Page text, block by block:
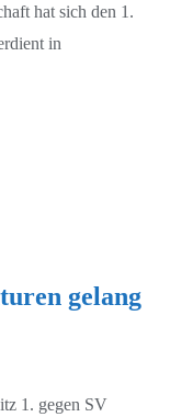
hat sich den 1.
in
gelang
1. gegen SV